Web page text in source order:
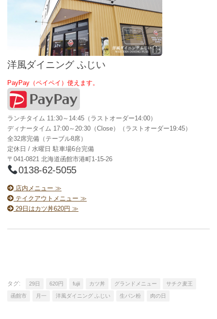
洋風ダイニング ふじい
PayPay（ペイペイ）使えます。
ランチタイム 11:30～14:45（ラストオーダー14:00）
ディナータイム 17:00～20:30（Close）（ラストオーダー19:45）
全32席完備（テーブル8席）
定休日 / 水曜日 駐車場6台完備
〒041-0821 北海道函館市港町1-15-26
0138-62-5055
店内メニュー ≫
テイクアウトメニュー ≫
29日はカツ丼620円 ≫
タグ: 29日 620円 fujii カツ丼 グランドメニュー サチク麦王
函館市 月一 洋風ダイニング ふじい 生パン粉 肉の日